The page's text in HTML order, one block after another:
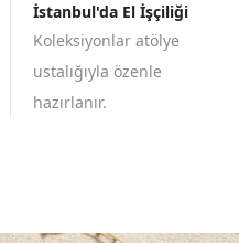
İstanbul'da El İşçiliği
Koleksiyonlar atölye
ustalığıyla özenle
hazırlanır.